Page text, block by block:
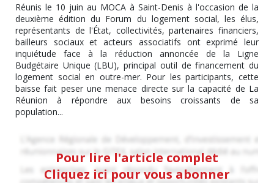
Réunis le 10 juin au MOCA à Saint-Denis à l'occasion de la
deuxième édition du Forum du logement social, les élus,
représentants de l'État, collectivités, partenaires financiers,
bailleurs sociaux et acteurs associatifs ont exprimé leur
inquiétude face à la réduction annoncée de la Ligne
Budgétaire Unique (LBU), principal outil de financement du
logement social en outre-mer. Pour les participants, cette
baisse fait peser une menace directe sur la capacité de La
Réunion à répondre aux besoins croissants de sa
population...
Pour lire l'article complet
Cliquez ici pour vous abonner